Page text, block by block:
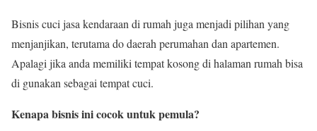
Bisnis cuci jasa kendaraan di rumah juga menjadi pilihan yang
menjanjikan, terutama do daerah perumahan dan apartemen.
Apalagi jika anda memiliki tempat kosong di halaman rumah bisa
di gunakan sebagai tempat cuci.
Kenapa bisnis ini cocok untuk pemula?